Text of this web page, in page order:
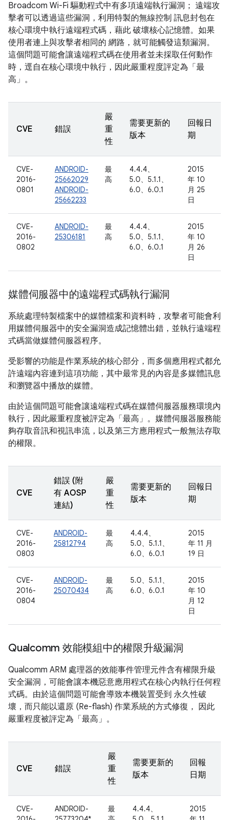
Broadcom Wi-Fi 驅動程式中有多項遠端執行漏洞； 遠端攻
擊者可以透過這些漏洞，利用特製的無線控制 訊息封包在
核心環境中執行遠端程式碼，藉此 破壞核心記憶體。如果
使用者連上與攻擊者相同的 網路，就可能觸發這類漏洞。
這個問題可能會讓遠端程式碼在使用者並未採取任何動作
時，逕自在核心環境中執行，因此嚴重程度評定為「最
高」。
CVE 錯誤
嚴
重
性
需要更新的
版本
回報日
期
CVE-
2016-
0801
ANDROID-
25662029
ANDROID-
25662233
最
高
4.4.4、
5.0、5.1.1、
6.0、6.0.1
2015
年 10
月 25
日
CVE-
2016-
0802
ANDROID-
25306181
最
高
4.4.4、
5.0、5.1.1、
6.0、6.0.1
2015
年 10
月 26
日
媒體伺服器中的遠端程式碼執行漏洞
系統處理特製檔案中的媒體檔案和資料時，攻擊者可能會利
用媒體伺服器中的安全漏洞造成記憶體出錯，並執行遠端程
式碼當做媒體伺服器程序。
受影響的功能是作業系統的核心部分，而多個應用程式都允
許遠端內容連到這項功能，其中最常見的內容是多媒體訊息
和瀏覽器中播放的媒體。
由於這個問題可能會讓遠端程式碼在媒體伺服器服務環境內
執行，因此嚴重程度被評定為「最高」。媒體伺服器服務能
夠存取音訊和視訊串流，以及第三方應用程式一般無法存取
的權限。
CVE
錯誤 (附
有 AOSP
連結)
嚴
重
性
需要更新的
版本
回報日
期
CVE-
2016-
0803
ANDROID-
25812794
最
高
4.4.4、
5.0、5.1.1、
6.0、6.0.1
2015
年 11 月
19 日
CVE-
2016-
0804
ANDROID-
25070434
最
高
5.0、5.1.1、
6.0、6.0.1
2015
年 10
月 12
日
Qualcomm 效能模組中的權限升級漏洞
Qualcomm ARM 處理器的效能事件管理元件含有權限升級
安全漏洞，可能會讓本機惡意應用程式在核心內執行任何程
式碼。由於這個問題可能會導致本機裝置受到 永久性破
壞，而只能以還原 (Re-flash) 作業系統的方式修復， 因此
嚴重程度被評定為「最高」。
CVE 錯誤
嚴
重
性
需要更新的
版本
回報
日期
CVE-
ANDROID-
最
4.4.4、
2015